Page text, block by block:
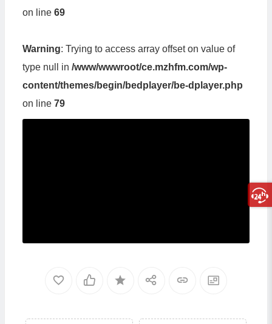
on line 69
Warning: Trying to access array offset on value of
type null in /www/wwwroot/ce.mzhfm.com/wp-
content/themes/begin/bedplayer/be-dplayer.php
on line 79